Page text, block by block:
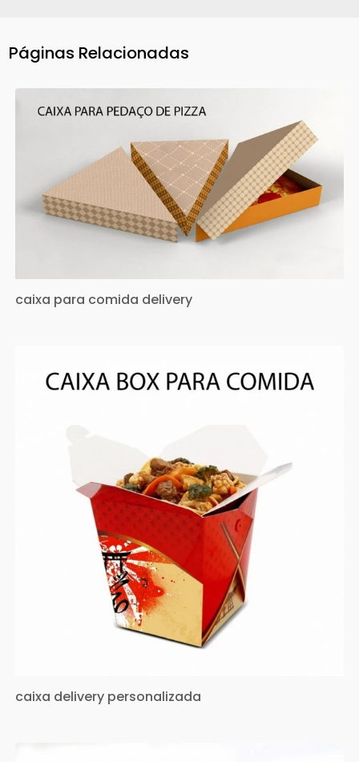
Páginas Relacionadas
caixa para comida delivery
caixa delivery personalizada